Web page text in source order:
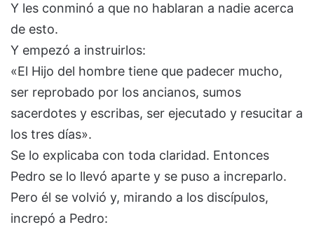
Y les conminó a que no hablaran a nadie acerca
de esto.
Y empezó a instruirlos:
«El Hijo del hombre tiene que padecer mucho,
ser reprobado por los ancianos, sumos
sacerdotes y escribas, ser ejecutado y resucitar a
los tres días».
Se lo explicaba con toda claridad. Entonces
Pedro se lo llevó aparte y se puso a increparlo.
Pero él se volvió y, mirando a los discípulos,
increpó a Pedro: